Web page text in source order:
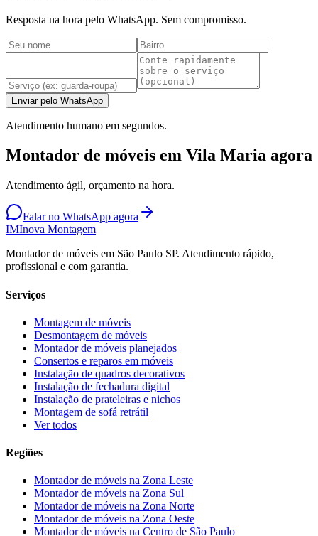
Resposta na hora pelo WhatsApp. Sem compromisso.
Enviar pelo WhatsApp
Atendimento humano em segundos.
Montador de móveis em Vila Maria agora
Atendimento ágil, orçamento na hora.
Falar no WhatsApp agora
IMInova Montagem
Montador de móveis em São Paulo SP. Atendimento rápido,
profissional e com garantia.
Serviços
Montagem de móveis
Desmontagem de móveis
Montador de móveis planejados
Consertos e reparos em móveis
Instalação de quadros decorativos
Instalação de fechadura digital
Instalação de prateleiras e nichos
Montagem de sofá retrátil
Ver todos
Regiões
Montador de móveis na Zona Leste
Montador de móveis na Zona Sul
Montador de móveis na Zona Norte
Montador de móveis na Zona Oeste
Montador de móveis na Centro de São Paulo